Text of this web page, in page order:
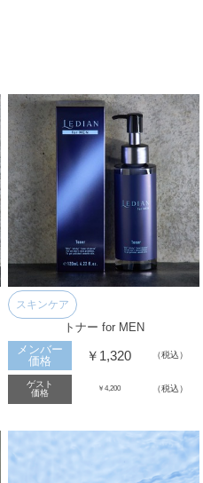
スキンケア
トナー for MEN
メンバー
価格
￥1,320 （税込）
ゲスト
価格
￥4,200 （税込）